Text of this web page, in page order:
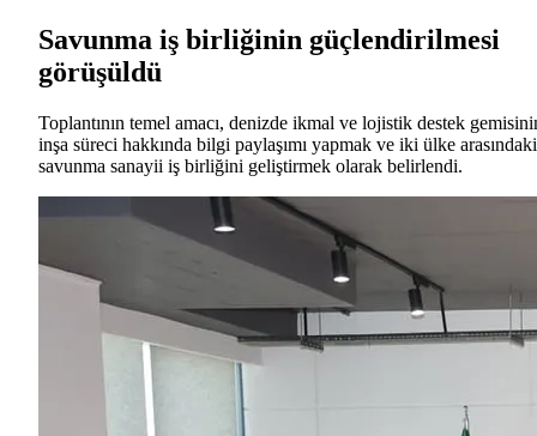
Savunma iş birliğinin güçlendirilmesi
görüşüldü
Toplantının temel amacı, denizde ikmal ve lojistik destek
inşa süreci hakkında bilgi paylaşımı yapmak ve iki ülke arasındaki
savunma sanayii iş birliğini geliştirmek olarak belirlendi.